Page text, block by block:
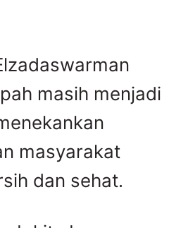
masih menjadi
masyarakat
dan sehat.